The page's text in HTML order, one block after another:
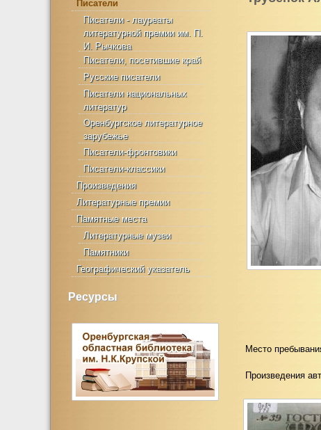
Писатели
Писатели - лауреаты
литературной премии им. П.
И. Рычкова
Писатели, посетившие край
Русские писатели
Писатели национальных
литератур
Оренбургское литературное
зарубежье
Писатели-фронтовики
Писатели-классики
Произведения
Литературные премии
Памятные места
Литературные музеи
Памятники
Географический указатель
Ресурсы
Место
Произведения